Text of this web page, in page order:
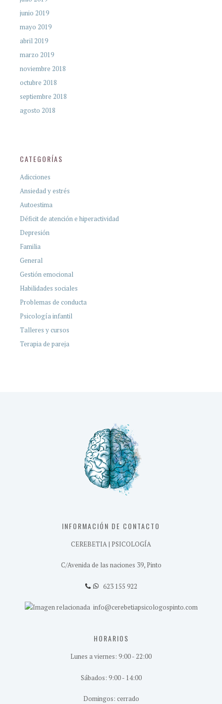
junio 2019
mayo 2019
abril 2019
marzo 2019
noviembre 2018
octubre 2018
septiembre 2018
agosto 2018
CATEGORÍAS
Adicciones
Ansiedad y estrés
Autoestima
Déficit de atención e hiperactividad
Depresión
Familia
General
Gestión emocional
Habilidades sociales
Problemas de conducta
Psicología infantil
Talleres y cursos
Terapia de pareja
INFORMACIÓN DE CONTACTO
CEREBETIA | PSICOLOGÍA
C/Avenida de las naciones 39, Pinto
623 155 922
info@cerebetiapsicologospinto.com
HORARIOS
Lunes a viernes: 9:00 - 22:00
Sábados: 9:00 - 14:00
Domingos: cerrado